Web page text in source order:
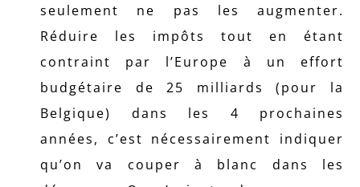
seulement ne pas les augmenter.
Réduire les impôts tout en étant
contraint par l’Europe à un effort
budgétaire de 25 milliards (pour la
Belgique) dans les 4 prochaines
années, c’est nécessairement indiquer
qu’on va couper à blanc dans les